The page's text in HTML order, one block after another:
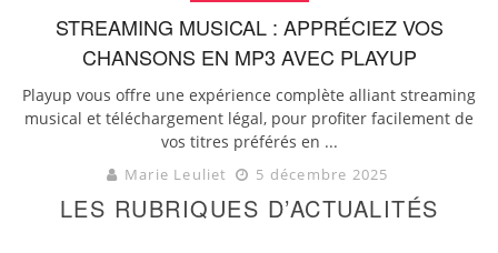
STREAMING MUSICAL : APPRÉCIEZ VOS
CHANSONS EN MP3 AVEC PLAYUP
Playup vous offre une expérience complète alliant streaming
musical et téléchargement légal, pour profiter facilement de
vos titres préférés en ...
Marie Leuliet 5 décembre 2025
LES RUBRIQUES D’ACTUALITÉS